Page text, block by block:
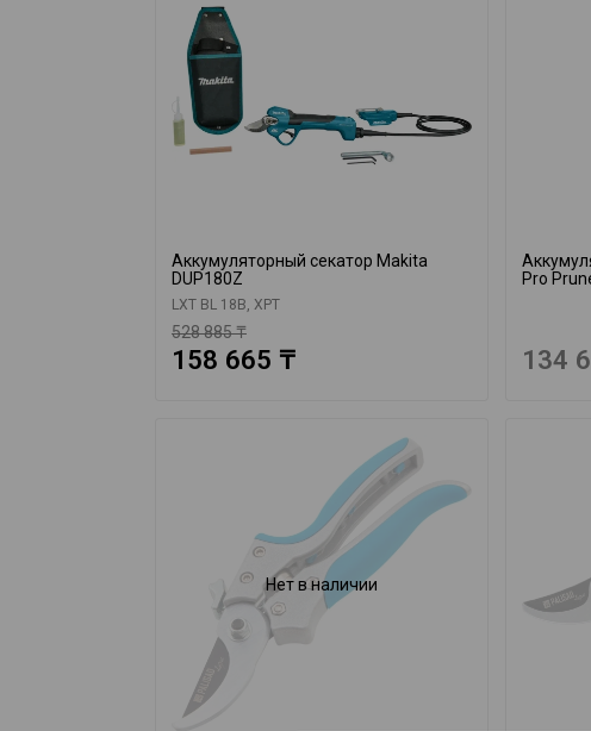
Аккумуляторный секатор Makita
DUP180Z
LXT BL 18В, XPT
528 885 ₸
158 665 ₸
Pro
134
Нет в наличии